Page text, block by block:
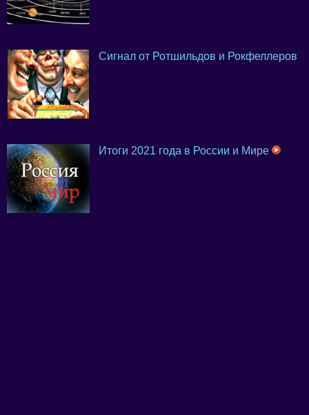
Сигнал от Ротшильдов и Рокфеллеров
Итоги 2021 года в России и Мире